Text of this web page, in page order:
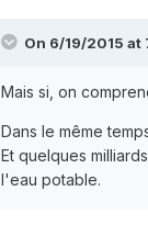
On 6/19/2015 at
Mais si, on
Dans le même
Et quelques
l'eau potable.